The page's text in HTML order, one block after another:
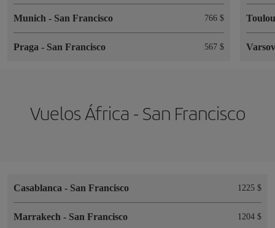
Munich - San Francisco 766 $
Praga - San Francisco 567 $
Vuelos África - San Francisco
Casablanca - San Francisco 1225 $
Marrakech - San Francisco 1204 $